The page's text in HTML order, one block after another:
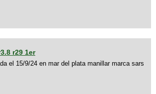
r29 1er
el 15/9/24 en mar del plata manillar marca sars